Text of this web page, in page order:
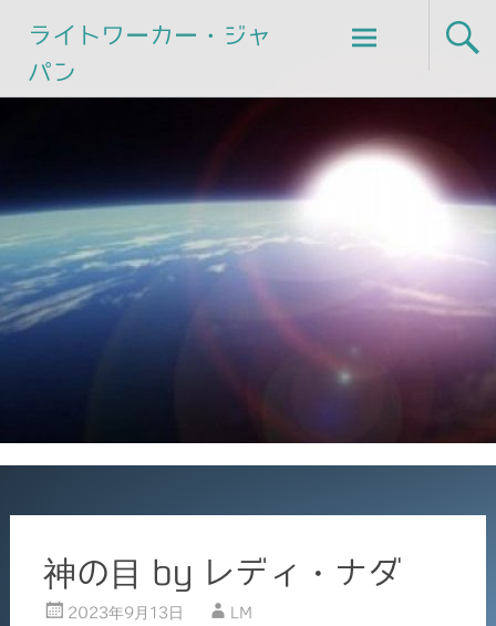
ライトワーカー・ジャ
パン
Skip
to
神の目 by レディ・ナダ
2023年9月13日 LM